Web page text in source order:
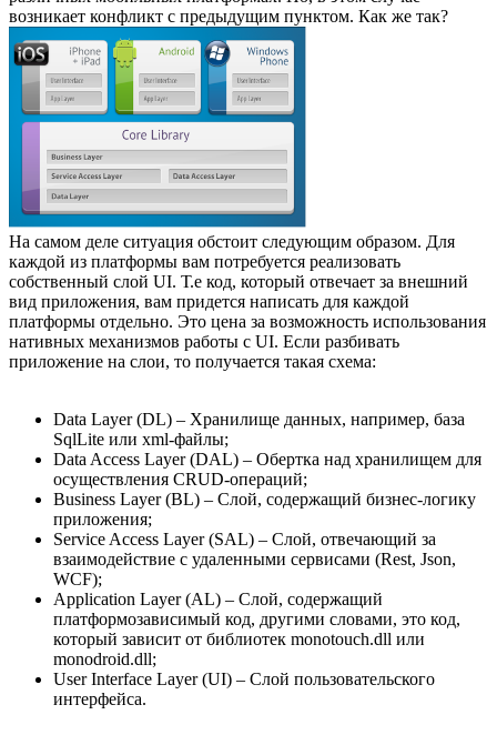
возникает конфликт с предыдущим пунктом. Как же так?
На самом деле ситуация обстоит следующим образом. Для
каждой из платформы вам потребуется реализовать
собственный слой UI. Т.е код, который отвечает за внешний
вид приложения, вам придется написать для каждой
платформы отдельно. Это цена за возможность использования
нативных механизмов работы с UI. Если разбивать
приложение на слои, то получается такая схема:
Data Layer (DL) – Хранилище данных, например, база
SqlLite или xml-файлы;
Data Access Layer (DAL) – Обертка над хранилищем для
осуществления CRUD-операций;
Business Layer (BL) – Слой, содержащий бизнес-логику
приложения;
Service Access Layer (SAL) – Слой, отвечающий за
взаимодействие с удаленными сервисами (Rest, Json,
WCF);
Application Layer (AL) – Слой, содержащий
платформозависимый код, другими словами, это код,
который зависит от библиотек monotouch.dll или
monodroid.dll;
User Interface Layer (UI) – Слой пользовательского
интерфейса.